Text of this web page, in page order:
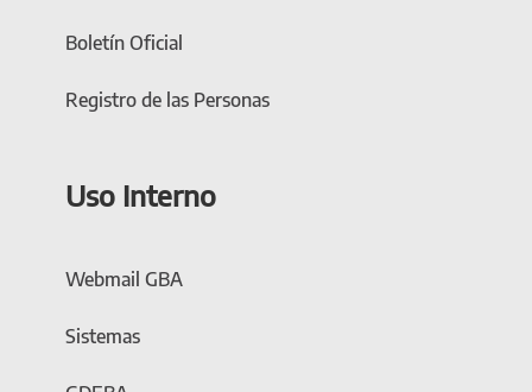
Boletín Oficial
Registro de las Personas
Uso Interno
Webmail GBA
Sistemas